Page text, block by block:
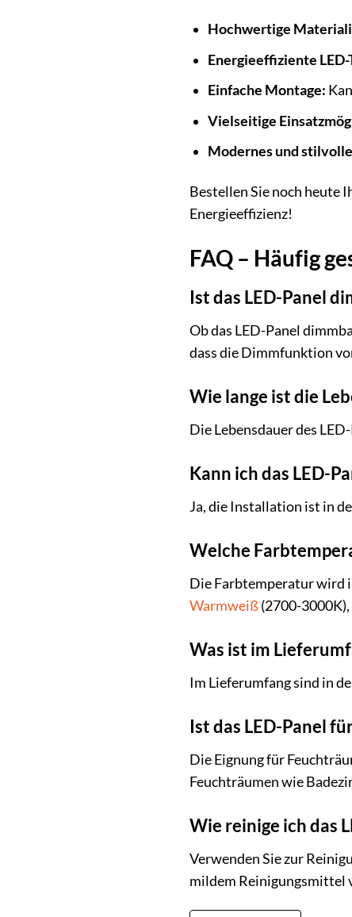
Hochwertige
Energieeffiziente
Einfache Montage:
Vielseitige
Modernes und
Bestellen Sie noch heute
Energieeffizienz!
FAQ – Häufig
Ist das LED-Panel
Ob das LED-Panel
dass die Dimmfunktion
Wie lange ist die
Die Lebensdauer des
Kann ich das LED-
Ja, die Installation ist in
Welche
Die Farbtemperatur wird
Warmweiß(2700-
Was ist im
Im Lieferumfang sind in
Ist das LED-Panel
Die Eignung für
Feuchträumen wie
Wie reinige ich das
Verwenden Sie zur
mildem Reinigungsmittel